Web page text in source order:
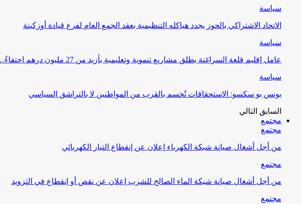
سياسة
الاتحاد الاشتراكي بالحوز يجدد هياكله التنظيمية بعقد الجمع العام لفرع قيادة أوزكيتة
سياسة
عامل إقليم قلعة السراغنة يطلق مشاريع تنموية وتعليمية بأزيد من 27 مليون درهم احتفاءً…
سياسة
يونس بو سكسو: الاستحقاقات تُحسم بالقرب من المواطنين لا بالتراشق السياسي
السابق التالي
مجتمع
مجتمع
من أجل أشغال صيانة شبكة الكهرباء إعلان عن إنقطاع التيار الكهربائي
مجتمع
من أجل أشغال صيانة شبكة الماء الصالح للشرب إعلان عن نقص أو إنقطاع في التزويد
مجتمع